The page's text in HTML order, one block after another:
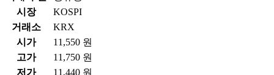
시장
KOSPI
거래소
KRX
시가
11,550 원
고가
11,750 원
저가
11,440 원